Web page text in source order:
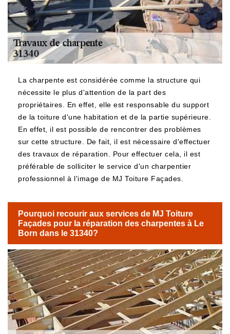
La charpente est considérée comme la structure qui
nécessite le plus d'attention de la part des
propriétaires. En effet, elle est responsable du support
de la toiture d'une habitation et de la partie supérieure.
En effet, il est possible de rencontrer des problèmes
sur cette structure. De fait, il est nécessaire d'effectuer
des travaux de réparation. Pour effectuer cela, il est
préférable de solliciter le service d'un charpentier
professionnel à l'image de MJ Toiture Façades.
Pourquoi recourir aux services de MJ Toiture
Façades pour la réparation des charpentes à Le
Born dans le 31340?